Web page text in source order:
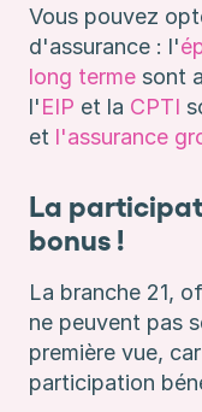
Vous pouvez
d'assurance : l'
long terme sont
l'EIP et la CPTI
et l'assurance
La
bonus !
La branche 21,
ne peuvent pas
première vue,
participation